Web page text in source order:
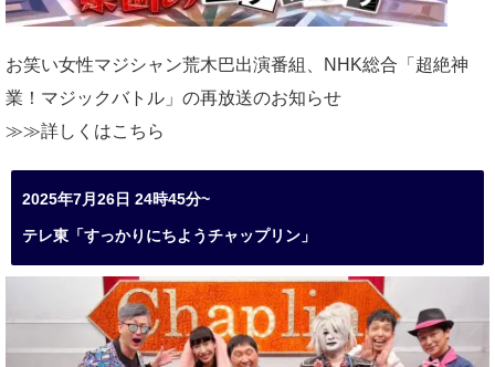
お笑い女性マジシャン荒木巴出演番組、
NHK総合「超絶神
業！マジックバトル」の再放送のお知らせ
≫≫詳しくはこちら
2025年7月26日 24時45分~
テレ東「すっかりにちようチャップリン」